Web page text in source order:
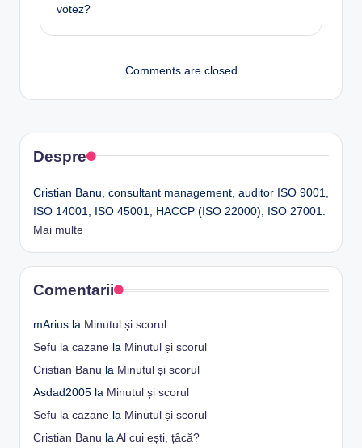
votez?
Comments are closed
Despre
Cristian Banu, consultant management, auditor ISO 9001,
ISO 14001, ISO 45001, HACCP (ISO 22000), ISO 27001.
Mai multe
Comentarii
mArius la Minutul și scorul
Sefu la cazane la Minutul și scorul
Cristian Banu la Minutul și scorul
Asdad2005 la Minutul și scorul
Sefu la cazane la Minutul și scorul
Cristian Banu la Al cui ești, țâcă?